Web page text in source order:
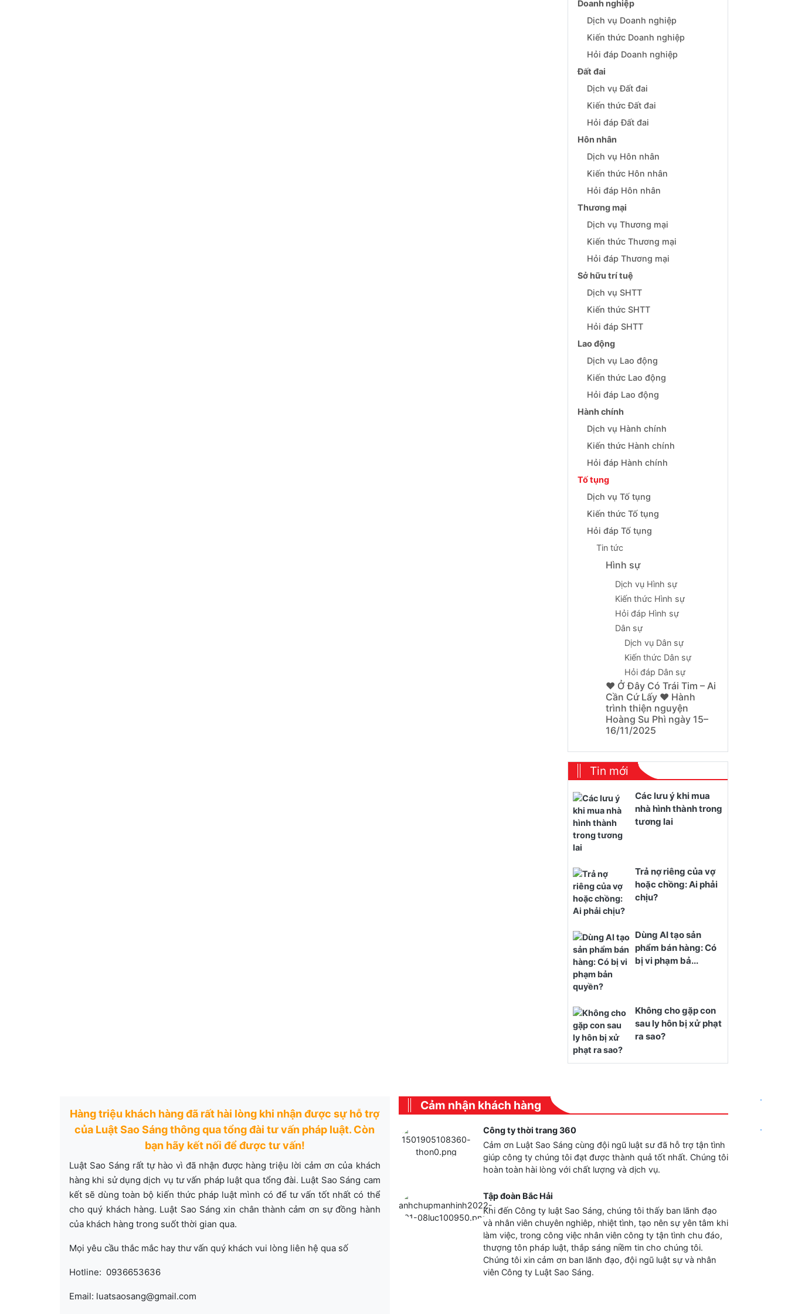
Doanh nghiệp
Dịch vụ Doanh nghiệp
Kiến thức Doanh nghiệp
Hỏi đáp Doanh nghiệp
Đất đai
Dịch vụ Đất đai
Kiến thức Đất đai
Hỏi đáp Đất đai
Hôn nhân
Dịch vụ Hôn nhân
Kiến thức Hôn nhân
Hỏi đáp Hôn nhân
Thương mại
Dịch vụ Thương mại
Kiến thức Thương mại
Hỏi đáp Thương mại
Sở hữu trí tuệ
Dịch vụ SHTT
Kiến thức SHTT
Hỏi đáp SHTT
Lao động
Dịch vụ Lao động
Kiến thức Lao động
Hỏi đáp Lao động
Hành chính
Dịch vụ Hành chính
Kiến thức Hành chính
Hỏi đáp Hành chính
Tố tụng
Dịch vụ Tố tụng
Kiến thức Tố tụng
Hỏi đáp Tố tụng
Tin tức
Hình sự
Dịch vụ Hình sự
Kiến thức Hình sự
Hỏi đáp Hình sự
Dân sự
Dịch vụ Dân sự
Kiến thức Dân sự
Hỏi đáp Dân sự
❤️ Ở Đây Có Trái Tim – Ai
Cần Cứ Lấy ❤️ Hành
trình thiện nguyện
Hoàng Su Phì ngày 15–
16/11/2025
Tin mới
Các lưu ý khi mua
nhà hình thành trong
tương lai
Trả nợ riêng của vợ
hoặc chồng: Ai phải
chịu?
Dùng AI tạo sản
phẩm bán hàng: Có
bị vi phạm bả...
Không cho gặp con
sau ly hôn bị xử phạt
ra sao?
Hàng triệu khách hàng đã rất hài lòng khi nhận được sự hỗ trợ
của Luật Sao Sáng thông qua tổng đài tư vấn pháp luật. Còn
bạn hãy kết nối để được tư vấn!
Luật Sao Sáng rất tự hào vì đã nhận được hàng triệu lời cảm ơn của khách
hàng khi sử dụng dịch vụ tư vấn pháp luật qua tổng đài. Luật Sao Sáng cam
kết sẽ dùng toàn bộ kiến thức pháp luật mình có để tư vấn tốt nhất có thể
cho quý khách hàng. Luật Sao Sáng xin chân thành cảm ơn sự đồng hành
của khách hàng trong suốt thời gian qua.
Mọi yêu cầu thắc mắc hay thư vấn quý khách vui lòng liên hệ qua số
Hotline: 0936653636
Email: luatsaosang@gmail.com
Cảm nhận khách hàng
Công ty thời trang 360
Cảm ơn Luật Sao Sáng cùng đội ngũ luật sư đã hỗ trợ tận tình
giúp công ty chúng tôi đạt được thành quả tốt nhất. Chúng tôi
hoàn toàn hài lòng với chất lượng và dịch vụ.
Tập đoàn Bắc Hải
Khi đến Công ty luật Sao Sáng, chúng tôi thấy ban lãnh đạo
và nhân viên chuyên nghiêp, nhiệt tình, tạo nên sự yên tâm khi
làm việc, trong công việc nhân viên công ty tận tình chu đáo,
thượng tôn pháp luật, thắp sáng niềm tin cho chúng tôi.
Chúng tôi xin cảm ơn ban lãnh đạo, đội ngũ luật sự và nhân
viên Công ty Luật Sao Sáng.
.
.